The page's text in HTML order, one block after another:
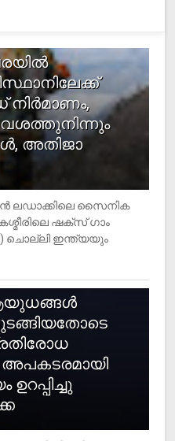
അതിജാ​
ലഡാക്കിലെ സൈനിക
കശ്മീരിലെ ഷക്സ് ​ഗാം
ചൊല്ലി ഇന്ത്യയും